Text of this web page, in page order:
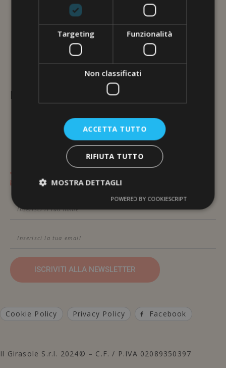
L'ERBORISTERIA
Via Brunelleschi, 117
48100 Ravenna
Contattami Telefonicamente
Contattami Via Email
ISCRIVITI ALLA NEWSLETTER
Cookie Policy Privacy Policy Facebook
Il Girasole S.r.l. 2024© – C.F. / P.IVA 02089350397
Targeting Funzionalità
Non classificati
ACCETTA TUTTO
RIFIUTA TUTTO
MOSTRA DETTAGLI
POWERED BY COOKIESCRIPT